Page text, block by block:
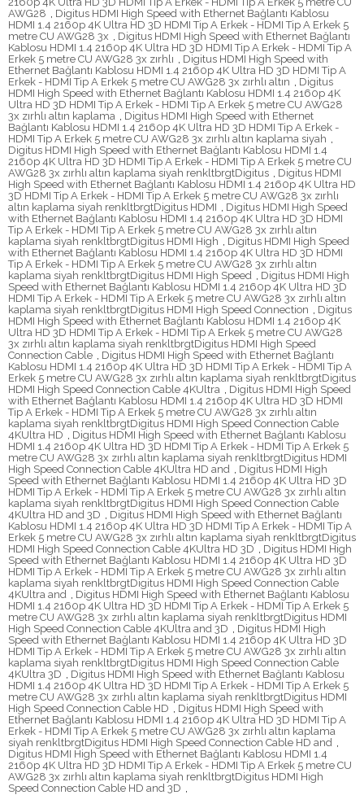
AWG28
Digitus HDMI High Speed with Ethernet Bağlantı Kablosu
HDMI 1.4 2160p 4K Ultra HD 3D HDMI Tip A Erkek - HDMI Tip A Erkek 5
metre CU AWG28 3x
Digitus HDMI High Speed with Ethernet Bağlantı
Kablosu HDMI 1.4 2160p 4K Ultra HD 3D HDMI Tip A Erkek - HDMI Tip A
Erkek 5 metre CU AWG28 3x zırhlı
Digitus HDMI High Speed with
Ethernet Bağlantı Kablosu HDMI 1.4 2160p 4K Ultra HD 3D HDMI Tip A
Erkek - HDMI Tip A Erkek 5 metre CU AWG28 3x zırhlı altın
Digitus
HDMI High Speed with Ethernet Bağlantı Kablosu HDMI 1.4 2160p 4K
Ultra HD 3D HDMI Tip A Erkek - HDMI Tip A Erkek 5 metre CU AWG28
3x zırhlı altın kaplama
Digitus HDMI High Speed with Ethernet
Bağlantı Kablosu HDMI 1.4 2160p 4K Ultra HD 3D HDMI Tip A Erkek -
HDMI Tip A Erkek 5 metre CU AWG28 3x zırhlı altın kaplama siyah
Digitus HDMI High Speed with Ethernet Bağlantı Kablosu HDMI 1.4
2160p 4K Ultra HD 3D HDMI Tip A Erkek - HDMI Tip A Erkek 5 metre CU
AWG28 3x zırhlı altın kaplama siyah renkltbrgtDigitus
Digitus HDMI
High Speed with Ethernet Bağlantı Kablosu HDMI 1.4 2160p 4K Ultra HD
3D HDMI Tip A Erkek - HDMI Tip A Erkek 5 metre CU AWG28 3x zırhlı
altın kaplama siyah renkltbrgtDigitus HDMI
Digitus HDMI High Speed
with Ethernet Bağlantı Kablosu HDMI 1.4 2160p 4K Ultra HD 3D HDMI
Tip A Erkek - HDMI Tip A Erkek 5 metre CU AWG28 3x zırhlı altın
kaplama siyah renkltbrgtDigitus HDMI High
Digitus HDMI High Speed
with Ethernet Bağlantı Kablosu HDMI 1.4 2160p 4K Ultra HD 3D HDMI
Tip A Erkek - HDMI Tip A Erkek 5 metre CU AWG28 3x zırhlı altın
kaplama siyah renkltbrgtDigitus HDMI High Speed
Digitus HDMI High
Speed with Ethernet Bağlantı Kablosu HDMI 1.4 2160p 4K Ultra HD 3D
HDMI Tip A Erkek - HDMI Tip A Erkek 5 metre CU AWG28 3x zırhlı altın
kaplama siyah renkltbrgtDigitus HDMI High Speed Connection
Digitus
HDMI High Speed with Ethernet Bağlantı Kablosu HDMI 1.4 2160p 4K
Ultra HD 3D HDMI Tip A Erkek - HDMI Tip A Erkek 5 metre CU AWG28
3x zırhlı altın kaplama siyah renkltbrgtDigitus HDMI High Speed
Connection Cable
Digitus HDMI High Speed with Ethernet Bağlantı
Kablosu HDMI 1.4 2160p 4K Ultra HD 3D HDMI Tip A Erkek - HDMI Tip A
Erkek 5 metre CU AWG28 3x zırhlı altın kaplama siyah renkltbrgtDigitus
HDMI High Speed Connection Cable 4KUltra
Digitus HDMI High Speed
with Ethernet Bağlantı Kablosu HDMI 1.4 2160p 4K Ultra HD 3D HDMI
Tip A Erkek - HDMI Tip A Erkek 5 metre CU AWG28 3x zırhlı altın
kaplama siyah renkltbrgtDigitus HDMI High Speed Connection Cable
4KUltra HD
Digitus HDMI High Speed with Ethernet Bağlantı Kablosu
HDMI 1.4 2160p 4K Ultra HD 3D HDMI Tip A Erkek - HDMI Tip A Erkek 5
metre CU AWG28 3x zırhlı altın kaplama siyah renkltbrgtDigitus HDMI
High Speed Connection Cable 4KUltra HD and
Digitus HDMI High
Speed with Ethernet Bağlantı Kablosu HDMI 1.4 2160p 4K Ultra HD 3D
HDMI Tip A Erkek - HDMI Tip A Erkek 5 metre CU AWG28 3x zırhlı altın
kaplama siyah renkltbrgtDigitus HDMI High Speed Connection Cable
4KUltra HD and 3D
Digitus HDMI High Speed with Ethernet Bağlantı
Kablosu HDMI 1.4 2160p 4K Ultra HD 3D HDMI Tip A Erkek - HDMI Tip A
Erkek 5 metre CU AWG28 3x zırhlı altın kaplama siyah renkltbrgtDigitus
HDMI High Speed Connection Cable 4KUltra HD 3D
Digitus HDMI High
Speed with Ethernet Bağlantı Kablosu HDMI 1.4 2160p 4K Ultra HD 3D
HDMI Tip A Erkek - HDMI Tip A Erkek 5 metre CU AWG28 3x zırhlı altın
kaplama siyah renkltbrgtDigitus HDMI High Speed Connection Cable
4KUltra and
Digitus HDMI High Speed with Ethernet Bağlantı Kablosu
HDMI 1.4 2160p 4K Ultra HD 3D HDMI Tip A Erkek - HDMI Tip A Erkek 5
metre CU AWG28 3x zırhlı altın kaplama siyah renkltbrgtDigitus HDMI
High Speed Connection Cable 4KUltra and 3D
Digitus HDMI High
Speed with Ethernet Bağlantı Kablosu HDMI 1.4 2160p 4K Ultra HD 3D
HDMI Tip A Erkek - HDMI Tip A Erkek 5 metre CU AWG28 3x zırhlı altın
kaplama siyah renkltbrgtDigitus HDMI High Speed Connection Cable
4KUltra 3D
Digitus HDMI High Speed with Ethernet Bağlantı Kablosu
HDMI 1.4 2160p 4K Ultra HD 3D HDMI Tip A Erkek - HDMI Tip A Erkek 5
metre CU AWG28 3x zırhlı altın kaplama siyah renkltbrgtDigitus HDMI
High Speed Connection Cable HD
Digitus HDMI High Speed with
Ethernet Bağlantı Kablosu HDMI 1.4 2160p 4K Ultra HD 3D HDMI Tip A
Erkek - HDMI Tip A Erkek 5 metre CU AWG28 3x zırhlı altın kaplama
siyah renkltbrgtDigitus HDMI High Speed Connection Cable HD and
Digitus HDMI High Speed with Ethernet Bağlantı Kablosu HDMI 1.4
2160p 4K Ultra HD 3D HDMI Tip A Erkek - HDMI Tip A Erkek 5 metre CU
AWG28 3x zırhlı altın kaplama siyah renkltbrgtDigitus HDMI High
Speed Connection Cable HD and 3D